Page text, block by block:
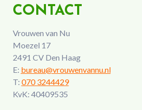
CONTACT
Vrouwen van Nu
Moezel 17
2491 CV Den Haag
E: bureau@vrouwenvannu.nl
T: 070 3244429
KvK: 40409535